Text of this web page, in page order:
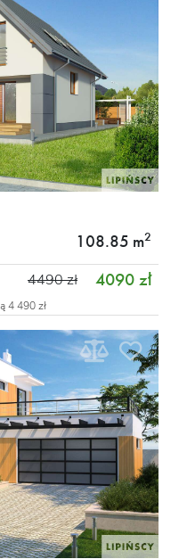
108.85 m2
4090 zł
4490 zł
4 490 zł